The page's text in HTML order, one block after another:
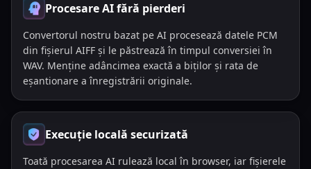
Procesare AI fără pierderi
Convertorul nostru bazat pe AI procesează datele PCM
din fișierul AIFF și le păstrează în timpul conversiei în
WAV. Menține adâncimea exactă a biților și rata de
eșantionare a înregistrării originale.
Execuție locală securizată
Toată procesarea AI rulează local în browser, iar fișierele